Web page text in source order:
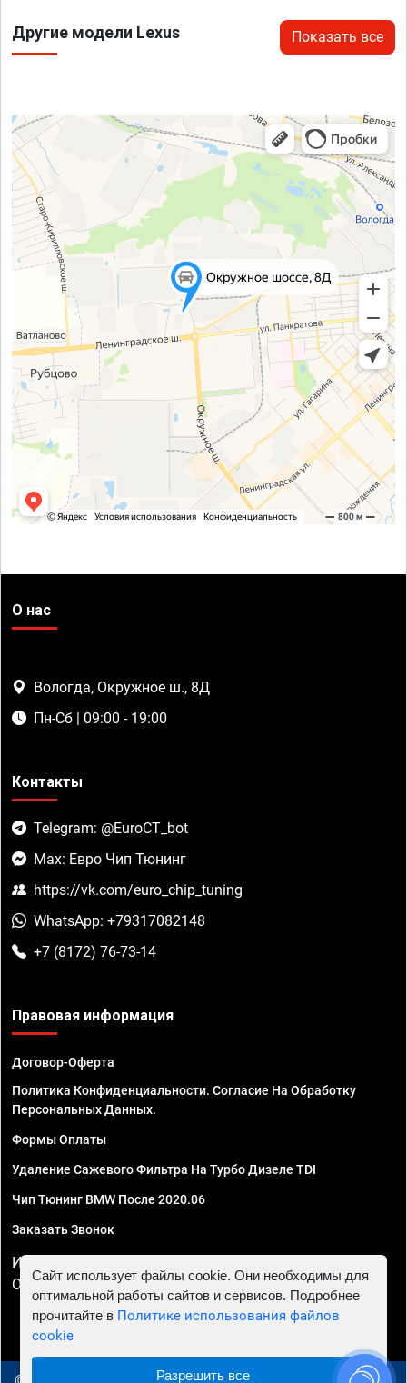
Другие модели Lexus Показать все
О нас
Вологда, Окружное ш., 8Д
Пн-Сб | 09:00 - 19:00
Контакты
Telegram: @EuroCT_bot
Max: Евро Чип Тюнинг
https://vk.com/euro_chip_tuning
WhatsApp: +79317082148
+7 (8172) 76-73-14
Правовая информация
Договор-Оферта
Политика Конфиденциальности. Согласие На Обработку
Персональных Данных.
Формы Оплаты
Удаление Сажевого Фильтра На Турбо Дизеле TDI
Чип Тюнинг BMW После 2020.06
Заказать Звонок
ИП Смирнов Георгий Павлович. ИНН 781302555843,
ОГРНИП 324470400032610
Сайт использует файлы cookie. Они необходимы для
оптимальной работы сайтов и сервисов. Подробнее
прочитайте в Политике использования файлов
cookie
Разрешить все